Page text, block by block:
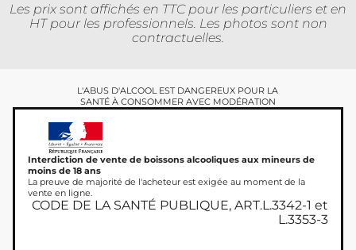
Les prix sont affichés en TTC pour les particuliers et en
HT pour les professionnels. Les photos sont non
contractuelles.
L'ABUS D'ALCOOL EST DANGEREUX POUR LA
SANTÉ À CONSOMMER AVEC MODÉRATION
Interdiction de vente de boissons alcooliques aux mineurs de
moins de 18 ans
La preuve de majorité de l'acheteur est exigée au moment de la
vente en ligne.
CODE DE LA SANTÉ PUBLIQUE, ART.L.3342-1 et
L.3353-3